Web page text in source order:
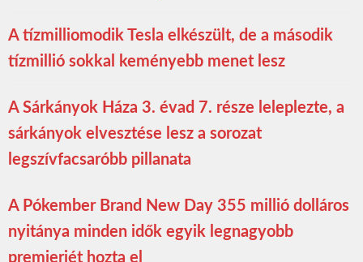
A tízmilliomodik Tesla elkészült, de a második
tízmillió sokkal keményebb menet lesz
A Sárkányok Háza 3. évad 7. része leleplezte, a
sárkányok elvesztése lesz a sorozat
legszívfacsaróbb pillanata
A Pókember Brand New Day 355 millió dolláros
nyitánya minden idők egyik legnagyobb
premierjét hozta el